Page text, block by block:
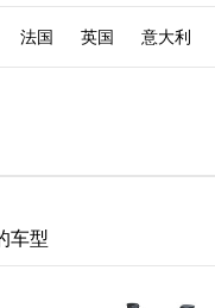
法国 英国 意大利
车型